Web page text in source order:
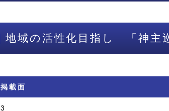
地域の活性化目指し 「神主
掲載面
3